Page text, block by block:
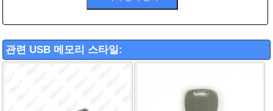
관련 USB 메모리 스타일: